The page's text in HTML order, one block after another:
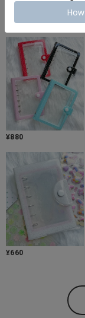
550
¥880
¥660